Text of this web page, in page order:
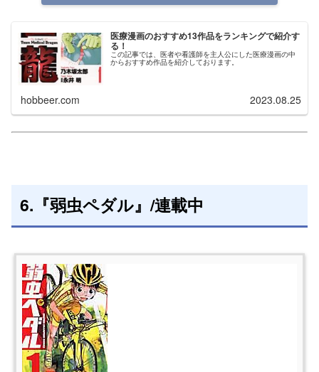
医療漫画のおすすめ13作品をランキングで紹介す
る！
この記事では、医者や看護師を主人公にした医療漫画の中
からおすすめ作品を紹介しております。
hobbeer.com 2023.08.25
6.『弱虫ペダル』/連載中